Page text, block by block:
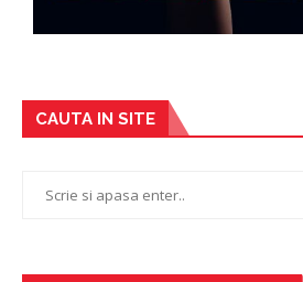
CAUTA IN SITE